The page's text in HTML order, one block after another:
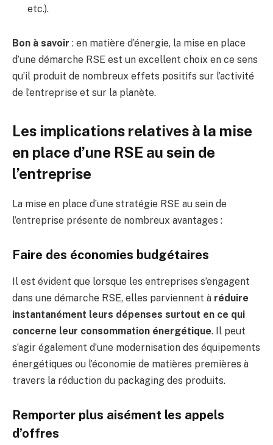
etc.).
Bon à savoir : en matière d’énergie, la mise en place
d’une démarche RSE est un excellent choix en ce sens
qu’il produit de nombreux effets positifs sur l’activité
de l’entreprise et sur la planète.
Les implications relatives à la mise
en place d’une RSE au sein de
l’entreprise
La mise en place d’une stratégie RSE au sein de
l’entreprise présente de nombreux avantages :
Faire des économies budgétaires
Il est évident que lorsque les entreprises s’engagent
dans une démarche RSE, elles parviennent à réduire
instantanément leurs dépenses surtout en ce qui
concerne leur consommation énergétique. Il peut
s’agir également d’une modernisation des équipements
énergétiques ou l’économie de matières premières à
travers la réduction du packaging des produits.
Remporter plus aisément les appels
d’offres